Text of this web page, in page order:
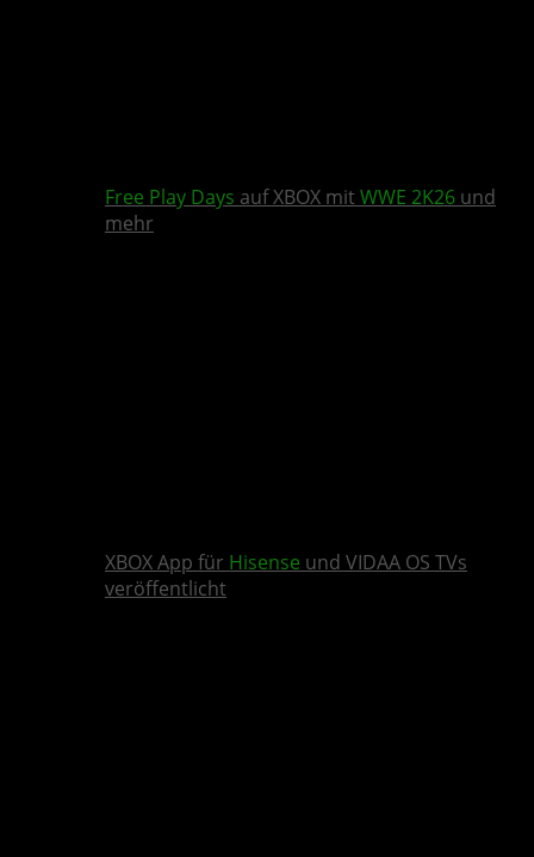
Free Play Days auf XBOX mit WWE 2K26 und
mehr
XBOX App für Hisense und VIDAA OS TVs
veröffentlicht